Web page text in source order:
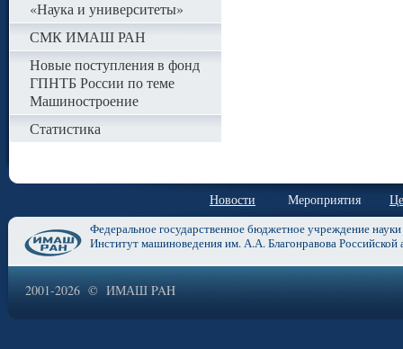
«Наука и университеты»
СМК ИМАШ РАН
Новые поступления в фонд
ГПНТБ России по теме
Машиностроение
Статистика
Новости Мероприятия
Федеральное государственное бюджетное учреждение науки
Институт машиноведения им. А.А. Благонравова Российской
2001-2026 © ИМАШ PAH